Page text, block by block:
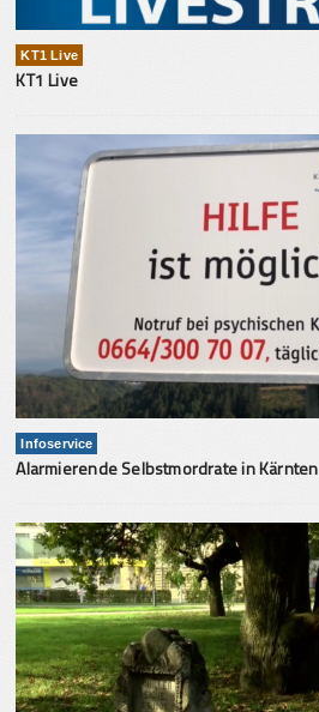
KT1 Live
KT1 Live
Infoservice
Alarmierende Selbstmordrate in Kärnten